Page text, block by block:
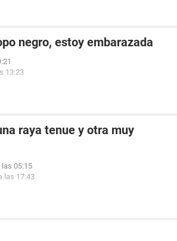
negro, estoy embarazada
13:23
raya tenue y otra muy
las 05:15
las 17:43